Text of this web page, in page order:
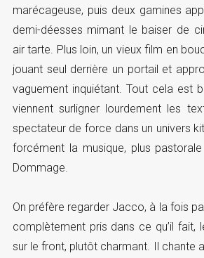
marécageuse, puis deux gamines
demi-déesses mimant le baiser de
air tarte. Plus loin, un vieux film en
jouant seul derrière un portail et
vaguement inquiétant. Tout cela est
viennent surligner lourdement les
spectateur de force dans un univers
forcément la musique, plus
Dommage.
On préfère regarder Jacco, à la fois
complètement pris dans ce qu’il fait,
sur le front, plutôt charmant. Il chante